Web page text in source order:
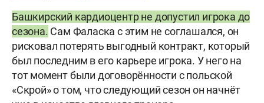
Башкирский кардиоцентр не допустил игрока до
сезона. Сам Фаласка с этим не соглашался, он
рисковал потерять выгодный контракт, который
был последним в его карьере игрока. У него на
тот момент были договорённости с польской
«Скрой» о том, что следующий сезон он начнёт